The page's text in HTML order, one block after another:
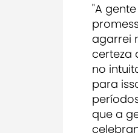
"A
agarrei
certeza
no
para
que a